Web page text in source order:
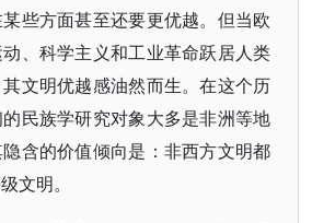
些方面甚至还要更优越。但当欧
、科学主义和工业革命跃居人类
文明优越感油然而生。在这个历
民族学研究对象大多是非洲等地
含的价值倾向是：非西方文明都
文明。